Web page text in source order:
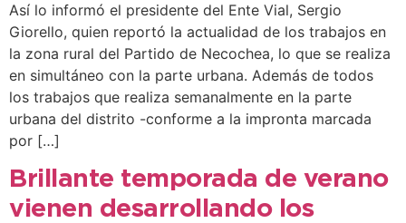
Así lo informó el presidente del Ente Vial, Sergio
Giorello, quien reportó la actualidad de los trabajos en
la zona rural del Partido de Necochea, lo que se realiza
en simultáneo con la parte urbana. Además de todos
los trabajos que realiza semanalmente en la parte
urbana del distrito -conforme a la impronta marcada
por […]
Brillante temporada de verano
vienen desarrollando los